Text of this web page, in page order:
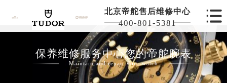
北京帝舵售后维修中心
400-801-5381
保养维修服务中心您的帝舵腕表
Maintain and repair your watch